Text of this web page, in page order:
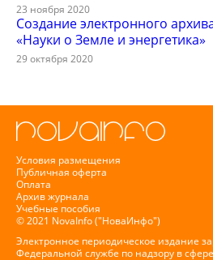
23 ноября 2020
Создание электронного
«Науки о Земле и энергетика»
29 октября 2020
Условия размещения
Публичная оферта
Оплата
Архив журнала
Учебные пособия
© 2021 NovaInfo ("НоваИнфо")
Электронное периодическое издание
Федеральной службе по надзору в